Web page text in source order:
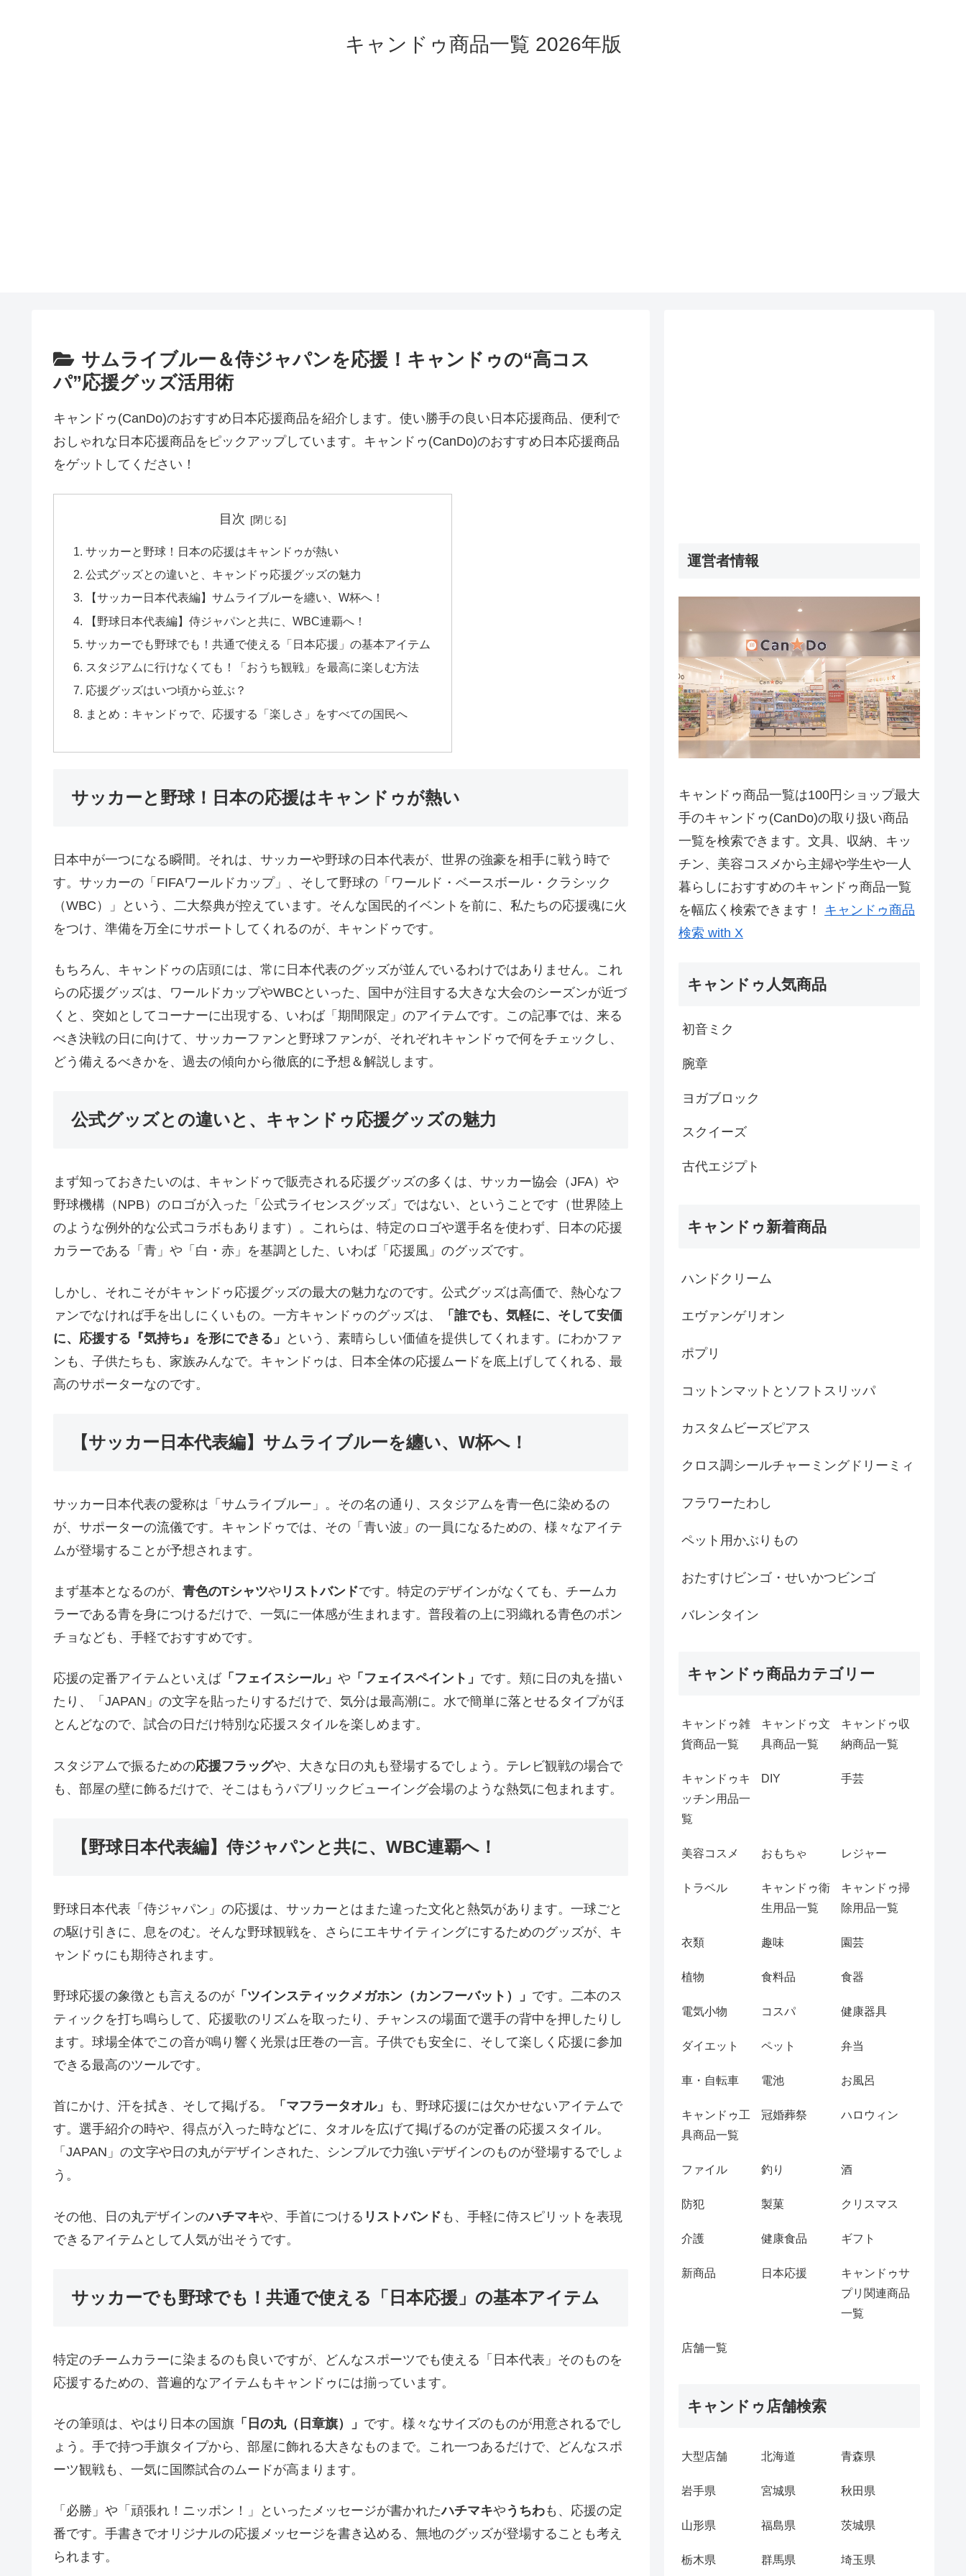
キャンドゥ商品一覧 2026年版
サムライブルー＆侍ジャパンを応援！キャンドゥの“高コス
パ”応援グッズ活用術
キャンドゥ(CanDo)のおすすめ日本応援商品を紹介します。使い勝手の良い日本応援商品、便利で
おしゃれな日本応援商品をピックアップしています。キャンドゥ(CanDo)のおすすめ日本応援商品
をゲットしてください！
目次
サッカーと野球！日本の応援はキャンドゥが熱い
公式グッズとの違いと、キャンドゥ応援グッズの魅力
【サッカー日本代表編】サムライブルーを纏い、W杯へ！
【野球日本代表編】侍ジャパンと共に、WBC連覇へ！
サッカーでも野球でも！共通で使える「日本応援」の基本アイテム
スタジアムに行けなくても！「おうち観戦」を最高に楽しむ方法
応援グッズはいつ頃から並ぶ？
まとめ：キャンドゥで、応援する「楽しさ」をすべての国民へ
サッカーと野球！日本の応援はキャンドゥが熱い
日本中が一つになる瞬間。それは、サッカーや野球の日本代表が、世界の強豪を相手に戦う時で
す。サッカーの「FIFAワールドカップ」、そして野球の「ワールド・ベースボール・クラシック
（WBC）」という、二大祭典が控えています。そんな国民的イベントを前に、私たちの応援魂に火
をつけ、準備を万全にサポートしてくれるのが、キャンドゥです。
もちろん、キャンドゥの店頭には、常に日本代表のグッズが並んでいるわけではありません。これ
らの応援グッズは、ワールドカップやWBCといった、国中が注目する大きな大会のシーズンが近づ
くと、突如としてコーナーに出現する、いわば「期間限定」のアイテムです。この記事では、来る
べき決戦の日に向けて、サッカーファンと野球ファンが、それぞれキャンドゥで何をチェックし、
どう備えるべきかを、過去の傾向から徹底的に予想＆解説します。
公式グッズとの違いと、キャンドゥ応援グッズの魅力
まず知っておきたいのは、キャンドゥで販売される応援グッズの多くは、サッカー協会（JFA）や
野球機構（NPB）のロゴが入った「公式ライセンスグッズ」ではない、ということです（世界陸上
のような例外的な公式コラボもあります）。これらは、特定のロゴや選手名を使わず、日本の応援
カラーである「青」や「白・赤」を基調とした、いわば「応援風」のグッズです。
しかし、それこそがキャンドゥ応援グッズの最大の魅力なのです。公式グッズは高価で、熱心なフ
ァンでなければ手を出しにくいもの。一方キャンドゥのグッズは、
「誰でも、気軽に、そして安価
に、応援する『気持ち』を形にできる」
という、素晴らしい価値を提供してくれます。にわかファ
ンも、子供たちも、家族みんなで。キャンドゥは、日本全体の応援ムードを底上げしてくれる、最
高のサポーターなのです。
【サッカー日本代表編】サムライブルーを纏い、W杯へ！
サッカー日本代表の愛称は「サムライブルー」。その名の通り、スタジアムを青一色に染めるの
が、サポーターの流儀です。キャンドゥでは、その「青い波」の一員になるための、様々なアイテ
ムが登場することが予想されます。
まず基本となるのが、 青色のTシャツや リストバンドです。特定のデザインがなくても、チームカ
ラーである青を身につけるだけで、一気に一体感が生まれます。普段着の上に羽織れる青色のポン
チョなども、手軽でおすすめです。
応援の定番アイテムといえば「フェイスシール」 や 「フェイスペイント」 です。頬に日の丸を描い
たり、「JAPAN」の文字を貼ったりするだけで、気分は最高潮に。水で簡単に落とせるタイプがほ
とんどなので、試合の日だけ特別な応援スタイルを楽しめます。
スタジアムで振るための応援フラッグや、大きな日の丸も登場するでしょう。テレビ観戦の場合で
も、部屋の壁に飾るだけで、そこはもうパブリックビューイング会場のような熱気に包まれます。
【野球日本代表編】侍ジャパンと共に、WBC連覇へ！
野球日本代表「侍ジャパン」の応援は、サッカーとはまた違った文化と熱気があります。一球ごと
の駆け引きに、息をのむ。そんな野球観戦を、さらにエキサイティングにするためのグッズが、キ
ャンドゥにも期待されます。
野球応援の象徴とも言えるのが 「ツインスティックメガホン（カンフーバット）」 です。二本のス
ティックを打ち鳴らして、応援歌のリズムを取ったり、チャンスの場面で選手の背中を押したりし
ます。球場全体でこの音が鳴り響く光景は圧巻の一言。子供でも安全に、そして楽しく応援に参加
できる最高のツールです。
首にかけ、汗を拭き、そして掲げる。 「マフラータオル」
も、野球応援には欠かせないアイテムで
す。選手紹介の時や、得点が入った時などに、タオルを広げて掲げるのが定番の応援スタイル。
「JAPAN」の文字や日の丸がデザインされた、シンプルで力強いデザインのものが登場するでしょ
う。
その他、日の丸デザインのハチマキや、手首につける リストバンド も、手軽に侍スピリットを表現
できるアイテムとして人気が出そうです。
サッカーでも野球でも！共通で使える「日本応援」の基本アイテム
特定のチームカラーに染まるのも良いですが、どんなスポーツでも使える「日本代表」そのものを
応援するための、普遍的なアイテムもキャンドゥには揃っています。
その筆頭は、やはり日本の国旗 「日の丸（日章旗）」 です。様々なサイズのものが用意されるでし
ょう。手で持つ手旗タイプから、部屋に飾れる大きなものまで。これ一つあるだけで、どんなスポ
ーツ観戦も、一気に国際試合のムードが高まります。
「必勝」や「頑張れ！ニッポン！」といったメッセージが書かれたハチマキや うちわも、応援の定
番です。手書きでオリジナルの応援メッセージを書き込める、無地のグッズが登場することも考え
られます。
運営者情報
キャンドゥ商品一覧は100円ショップ最大
手のキャンドゥ(CanDo)の取り扱い商品
一覧を検索できます。文具、収納、キッ
チン、美容コスメから主婦や学生や一人
暮らしにおすすめのキャンドゥ商品一覧
を幅広く検索できます！ キャンドゥ商品
検索 with X
キャンドゥ人気商品
初音ミク
腕章
ヨガブロック
スクイーズ
古代エジプト
キャンドゥ新着商品
ハンドクリーム
エヴァンゲリオン
ポプリ
コットンマットとソフトスリッパ
カスタムビーズピアス
クロス調シールチャーミングドリーミィ
フラワーたわし
ペット用かぶりもの
おたすけビンゴ・せいかつビンゴ
バレンタイン
キャンドゥ商品カテゴリー
キャンドゥ雑
貨商品一覧
キャンドゥ文
具商品一覧
キャンドゥ収
納商品一覧
キャンドゥキ
ッチン用品一
覧
DIY 手芸
美容コスメ おもちゃ レジャー
トラベル
キャンドゥ衛
生用品一覧
キャンドゥ掃
除用品一覧
衣類 趣味 園芸
植物 食料品 食器
電気小物 コスパ 健康器具
ダイエット ペット 弁当
車・自転車 電池 お風呂
キャンドゥ工
具商品一覧
冠婚葬祭 ハロウィン
ファイル 釣り 酒
防犯 製菓 クリスマス
介護 健康食品 ギフト
新商品 日本応援
キャンドゥサ
プリ関連商品
一覧
店舗一覧
キャンドゥ店舗検索
大型店舗 北海道 青森県
岩手県 宮城県 秋田県
山形県 福島県 茨城県
栃木県 群馬県 埼玉県